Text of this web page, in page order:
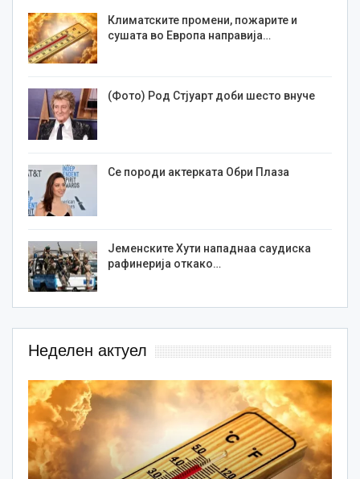
Климатските промени, пожарите и
сушата во Европа направија…
(Фото) Род Стјуарт доби шесто внуче
Се породи актерката Обри Плаза
Јеменските Хути нападнаа саудиска
рафинерија откако…
Неделен актуел